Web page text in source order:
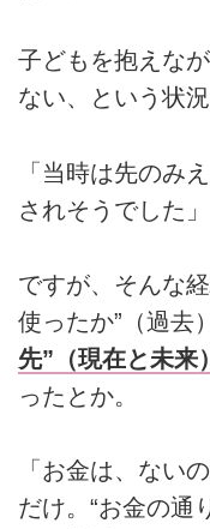
子どもを抱えな
ない、という状
「当時は先のみ
されそうでした
ですが、そんな
使ったか”（過去
先”（現在と未来
ったとか。
「お金は、ない
だけ。“お金の通